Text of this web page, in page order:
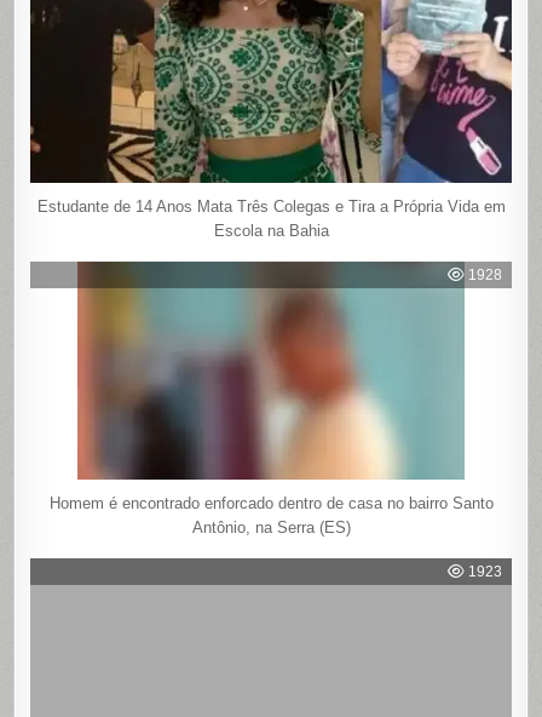
Estudante de 14 Anos Mata Três Colegas e Tira a Própria Vida em
Escola na Bahia
1928
Homem é encontrado enforcado dentro de casa no bairro Santo
Antônio, na Serra (ES)
1923